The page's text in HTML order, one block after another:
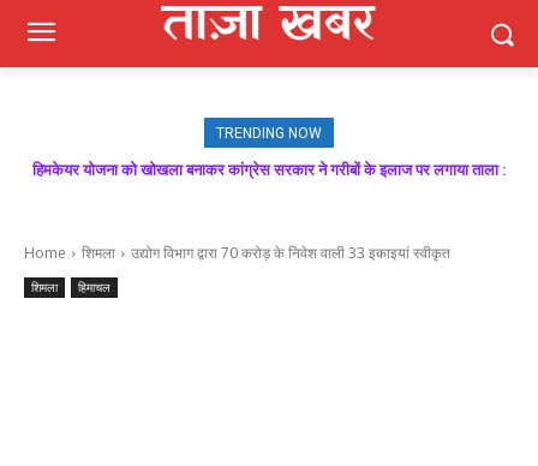
TRENDING NOW
हिमकेयर योजना को खोखला बनाकर कांग्रेस सरकार ने गरीबों के इलाज पर लगाया ताला :
मजबूत बूथ ही भाजपा की जीत की गारंटी, आगामी विधानसभा चुनाव में बूथ प्रबंधन निभाएगा
Home शिमला उद्योग विभाग द्वारा 70 करोड़ के निवेश वाली 33 इकाइयां स्वीकृत
शिमला हिमाचल